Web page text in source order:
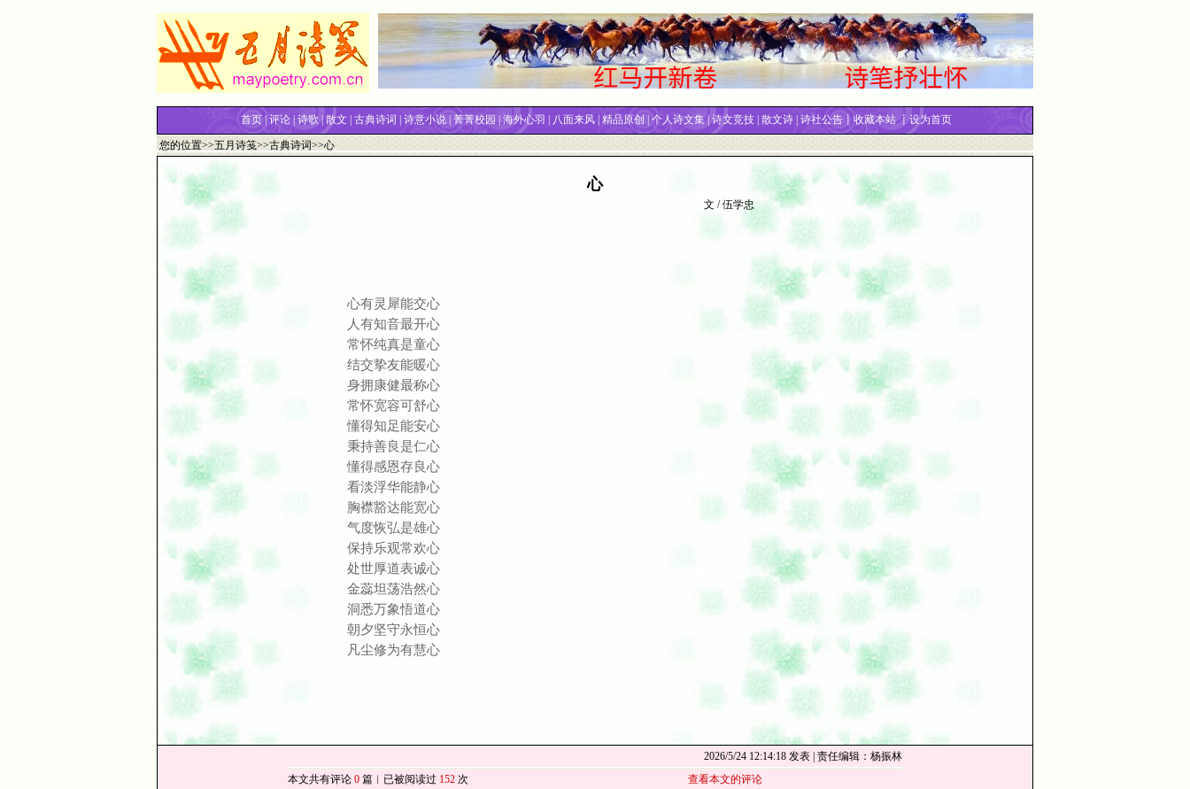
首页 评论 诗歌 |散文 古典诗词 诗意小说 菁菁校园| 海外心羽 八面来风 精品原创 |个人诗文集| 诗文竞技 散文诗 诗社公告 ┋ 收藏本站 ┋设为首页
您的位置>>五月诗笺>>古典诗词>>心
心
文 /伍学忠
心有灵犀能交心
人有知音最开心
常怀纯真是童心
结交挚友能暖心
身拥康健最称心
常怀宽容可舒心
懂得知足能安心
秉持善良是仁心
懂得感恩存良心
看淡浮华能静心
胸襟豁达能宽心
气度恢弘是雄心
保持乐观常欢心
处世厚道表诚心
金蕊坦荡浩然心
洞悉万象悟道心
朝夕坚守永恒心
凡尘修为有慧心
2026/5/24 12:14:18 发表 | 责任编辑：杨振林
本文共有评论 0 篇︱已被阅读过 152 次 查看本文的评论